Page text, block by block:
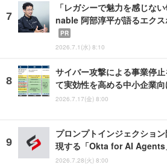
「レガシーで魅力を感じな
nable 阿部淳平が語るエク
PR
2026.7.1(水) 8:10
サイバー攻撃による事業停
て実効性を高める中小企業
2026.7.17(金) 8:00
プロンプトインジェクショ
現する「Okta for AI Agents
2026.7.28(火) 8:00